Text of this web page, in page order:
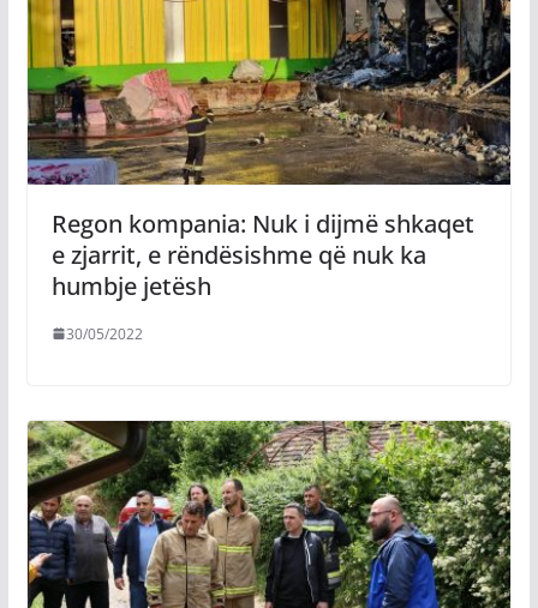
Regon kompania: Nuk i dijmë shkaqet
e zjarrit, e rëndësishme që nuk ka
humbje jetësh
30/05/2022